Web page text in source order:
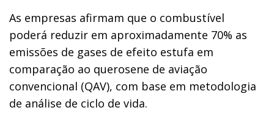
As empresas afirmam que o combustível
poderá reduzir em aproximadamente 70% as
emissões de gases de efeito estufa em
comparação ao querosene de aviação
convencional (QAV), com base em metodologia
de análise de ciclo de vida.